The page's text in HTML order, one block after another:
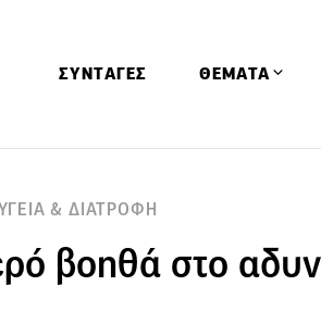
ΣΥΝΤΑΓΕΣ ΘΕΜΑΤΑ
Ειδήσεις
& ΔΙΑΤΡΟΦΗ
βοηθά στο